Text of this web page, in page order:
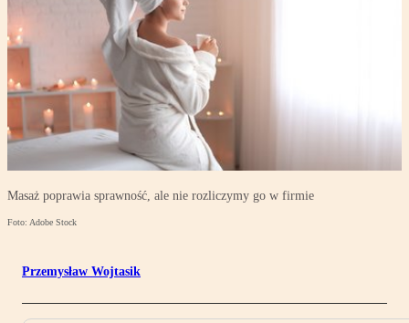
Masaż poprawia sprawność, ale nie rozliczymy go w firmie
Foto: Adobe Stock
Przemysław Wojtasik